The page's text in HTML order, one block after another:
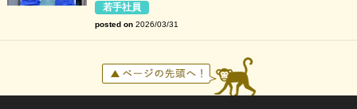
若手社員
posted on 2026/03/31